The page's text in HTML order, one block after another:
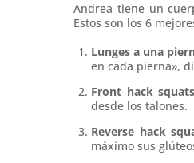
Andrea tiene un
Estos son los 6
Lunges a una
en cada pierna»,
Front hack squats
desde los talones.
Reverse hack
máximo sus